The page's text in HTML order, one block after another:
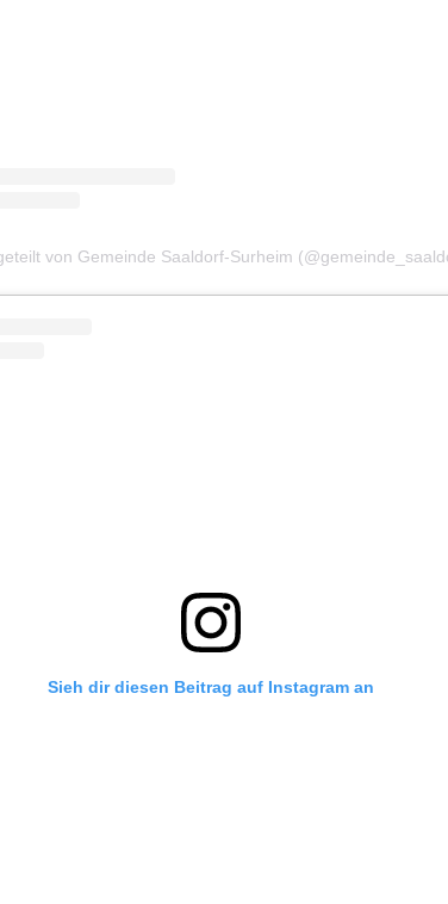
Sieh dir diesen Beitrag auf Instagram an